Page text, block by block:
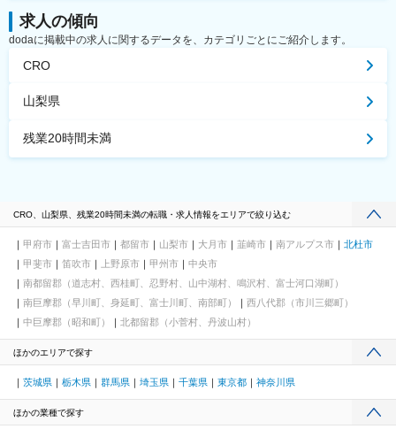
求人の傾向
dodaに掲載中の求人に関するデータを、カテゴリごとにご紹介します。
CRO
山梨県
残業20時間未満
CRO、山梨県、残業20時間未満の転職・求人情報をエリアで絞り込む
甲府市 富士吉田市 都留市 山梨市 大月市 韮崎市 南アルプス市
北杜市
甲斐市
笛吹市 上野原市 甲州市
中央市
南都留郡（道志村、西桂町、忍野村、山中湖村、鳴沢村、富士河口湖町）
南巨摩郡（早川町、身延町、富士川町、南部町）
西八代郡（市川三郷町）
中巨摩郡（昭和町）
北都留郡（小菅村、丹波山村）
ほかのエリアで探す
茨城県 栃木県 群馬県 埼玉県 千葉県 東京都 神奈川県
ほかの業種で探す